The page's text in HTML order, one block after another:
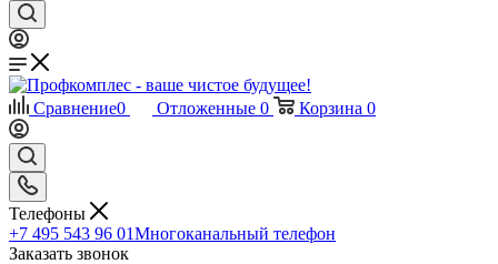
Сравнение0 Отложенные 0 Корзина 0
Телефоны
+7 495 543 96 01Многоканальный телефон
Заказать звонок